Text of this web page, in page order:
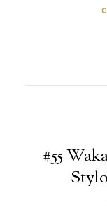
#55